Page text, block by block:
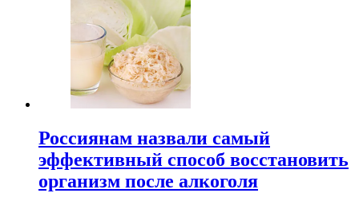
Россиянам назвали самый
эффективный способ восстановить
организм после алкоголя